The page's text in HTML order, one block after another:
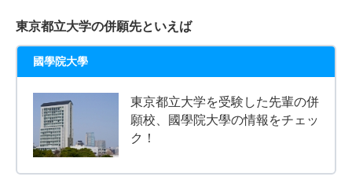
東京都立大学の併願先といえば
國學院大學
東京都立大学を受験した先輩の併
願校、國學院大學の情報をチェッ
ク！